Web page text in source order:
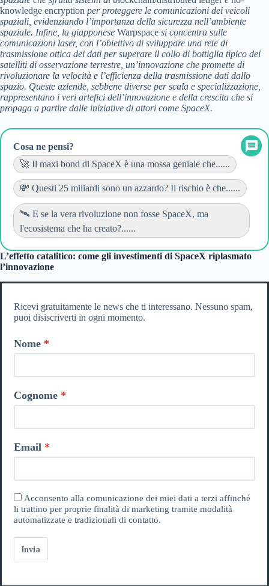
knowledge encryption per proteggere le comunicazioni dei veicoli
spaziali, evidenziando l’importanza della sicurezza nell’ambiente
spaziale. Infine, la giapponese Warpspace si concentra sulle
comunicazioni laser, con l’obiettivo di sviluppare una rete di
trasmissione ottica dei dati per superare il collo di bottiglia tipico dei
satelliti di osservazione terrestre, un’innovazione che promette di
rivoluzionare la velocità e l’efficienza della trasmissione dati dallo
spazio. Queste aziende, sebbene diverse per scala e specializzazione,
rappresentano i veri artefici dell’innovazione e della crescita che si
propaga a partire dalle iniziative di attori come SpaceX.
Cosa ne pensi?
🚀 Il maxi bond di SpaceX è una mossa geniale che......
💸 Questi 25 miliardi sono un azzardo? Il rischio è che......
🛰️ E se la vera rivoluzione non fosse SpaceX, ma
l'ecosistema che ha creato?......
L’effetto catalitico: come gli investimenti di SpaceX riplasmato
l’innovazione
Ricevi gratuitamente le news che ti interessano. Nessuno spam,
puoi disiscriverti in ogni momento.
Nome
Cognome
Email
Acconsento alla comunicazione dei miei dati a terzi affinché
li trattino per proprie finalità di marketing tramite modalità
automatizzate e tradizionali di contatto.
Invia